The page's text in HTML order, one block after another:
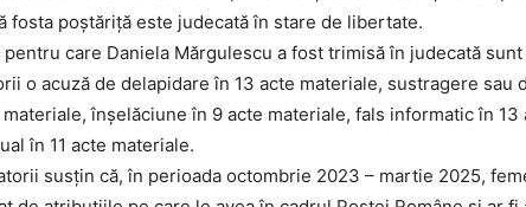
fosta poștăriță este judecată în stare de libertate.
pentru care Daniela Mărgulescu a fost trimisă în judecată
o acuză de delapidare în 13 acte materiale, sustragere
înșelăciune în 9 acte materiale, fals informatic în 13
în 11 acte materiale.
susțin că, în perioada octombrie 2023 – martie 2025,